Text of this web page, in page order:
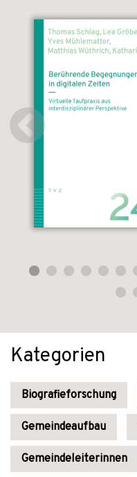
Kategorien
Biografieforschung
Gemeindeaufbau
Gemeindeleiterinnen